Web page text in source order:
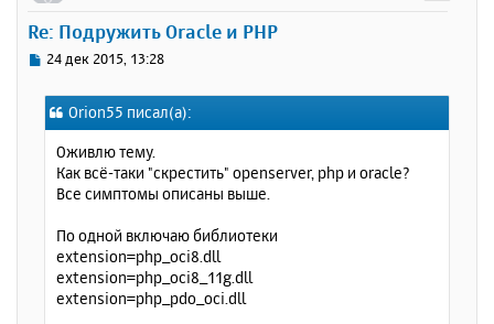
Re: Подружить Oracle и PHP
С
о
б
24 дек 2015, 13:28
Orion55 писал(а):
Оживлю тему.
Как всё-таки "скрестить" openserver, php и oracle?
Все симптомы описаны выше.
По одной включаю библиотеки
extension=php_oci8.dll
extension=php_oci8_11g.dll
extension=php_pdo_oci.dll